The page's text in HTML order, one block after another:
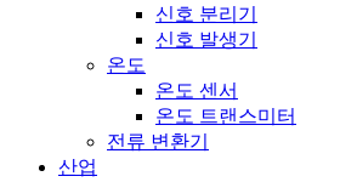
신호 분리기
신호 발생기
온도
온도 센서
온도 트랜스미터
전류 변환기
산업